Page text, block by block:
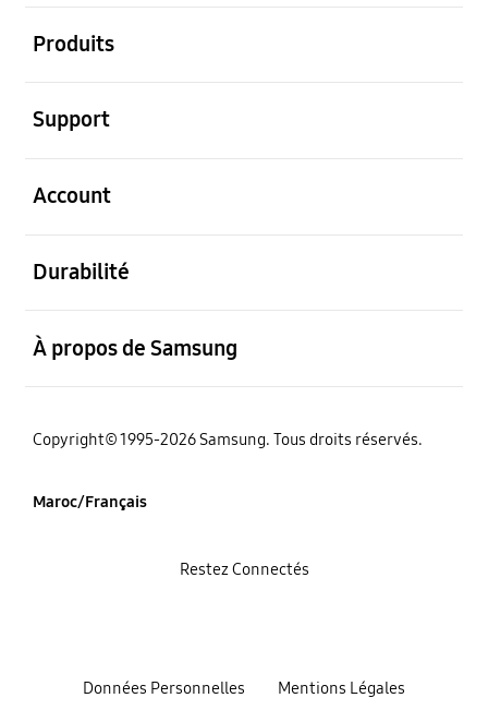
Produits
Support
Account
Durabilité
À propos de Samsung
Copyright© 1995-2026 Samsung. Tous droits réservés.
Maroc/Français
Données Personnelles Mentions Légales
Restez Connectés